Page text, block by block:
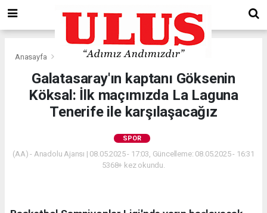
Anasayfa
Galatasaray'ın kaptanı Göksenin
Köksal: İlk maçımızda La Laguna
Tenerife ile karşılaşacağız
SPOR
(AA) - Anadolu Ajansı | 08.05.2025 - 17:03, Güncelleme: 08.05.2025 - 16:31
5368+ kez okundu.